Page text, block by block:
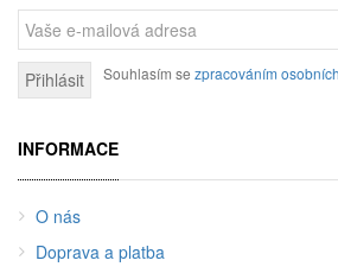
Přihlásit Souhlasím se zpracováním
INFORMACE
O nás
Doprava a platba